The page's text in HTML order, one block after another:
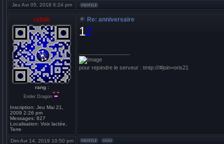
Jeu Avr 05, 2018 6:24 pm
rafale
rang :
Ender Dragon
Inscription: Jeu Mai 21,
2009 2:26 pm
Messages: 827
Localisation: Voix lactée,
Terre
Re: anniversaire
12
pour rejoindre le serveur : tmtp:///#join=oris21
Dim Avr 14, 2019 10:50 pm